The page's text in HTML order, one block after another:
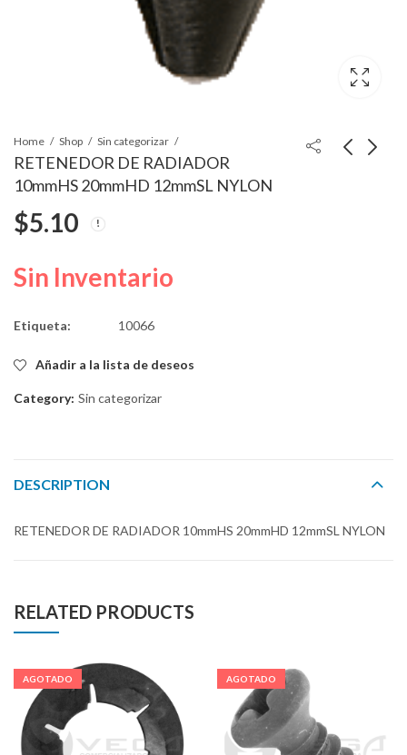
Home Shop Sin categorizar
RETENEDOR DE RADIADOR
10mmHS 20mmHD 12mmSL NYLON
$5.10
Sin Inventario
Etiqueta: 10066
Añadir a la lista de deseos
Category: Sin categorizar
DESCRIPTION
RETENEDOR DE RADIADOR 10mmHS 20mmHD 12mmSL NYLON
RELATED PRODUCTS
AGOTADO AGOTADO